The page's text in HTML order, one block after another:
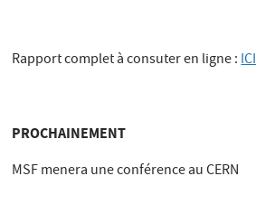
Rapport complet à consuter en ligne :ICI
PROCHAINEMENT
MSF menera une conférence au CERN